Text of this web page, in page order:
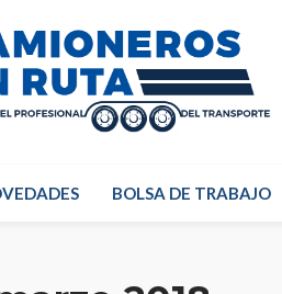
BOLSA DE TRABAJO